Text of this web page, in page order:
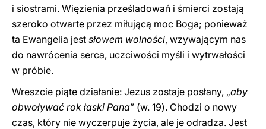
i siostrami. Więzienia prześladowań i śmierci zostają
szeroko otwarte przez miłującą moc Boga; ponieważ
ta Ewangelia jest słowem wolności, wzywającym nas
do nawrócenia serca, uczciwości myśli i wytrwałości
w próbie.
Wreszcie piąte działanie: Jezus zostaje posłany, „aby
obwoływać rok łaski Pana” (w. 19). Chodzi o nowy
czas, który nie wyczerpuje życia, ale je odradza. Jest